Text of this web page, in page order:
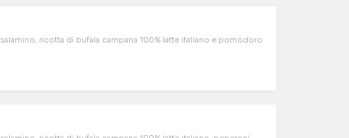
ricotta di bufala campana 100% latte italiano e pomodoro